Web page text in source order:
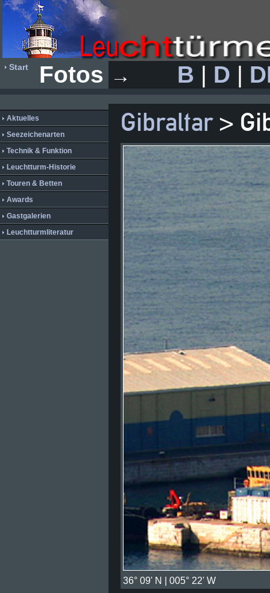
Start Fotos → B | D |
Aktuelles
Seezeichenarten
Technik & Funktion
Leuchtturm-Historie
Touren & Betten
Awards
Gastgalerien
Leuchtturmliteratur
Gibraltar>
36° 09' N | 005° 22' W